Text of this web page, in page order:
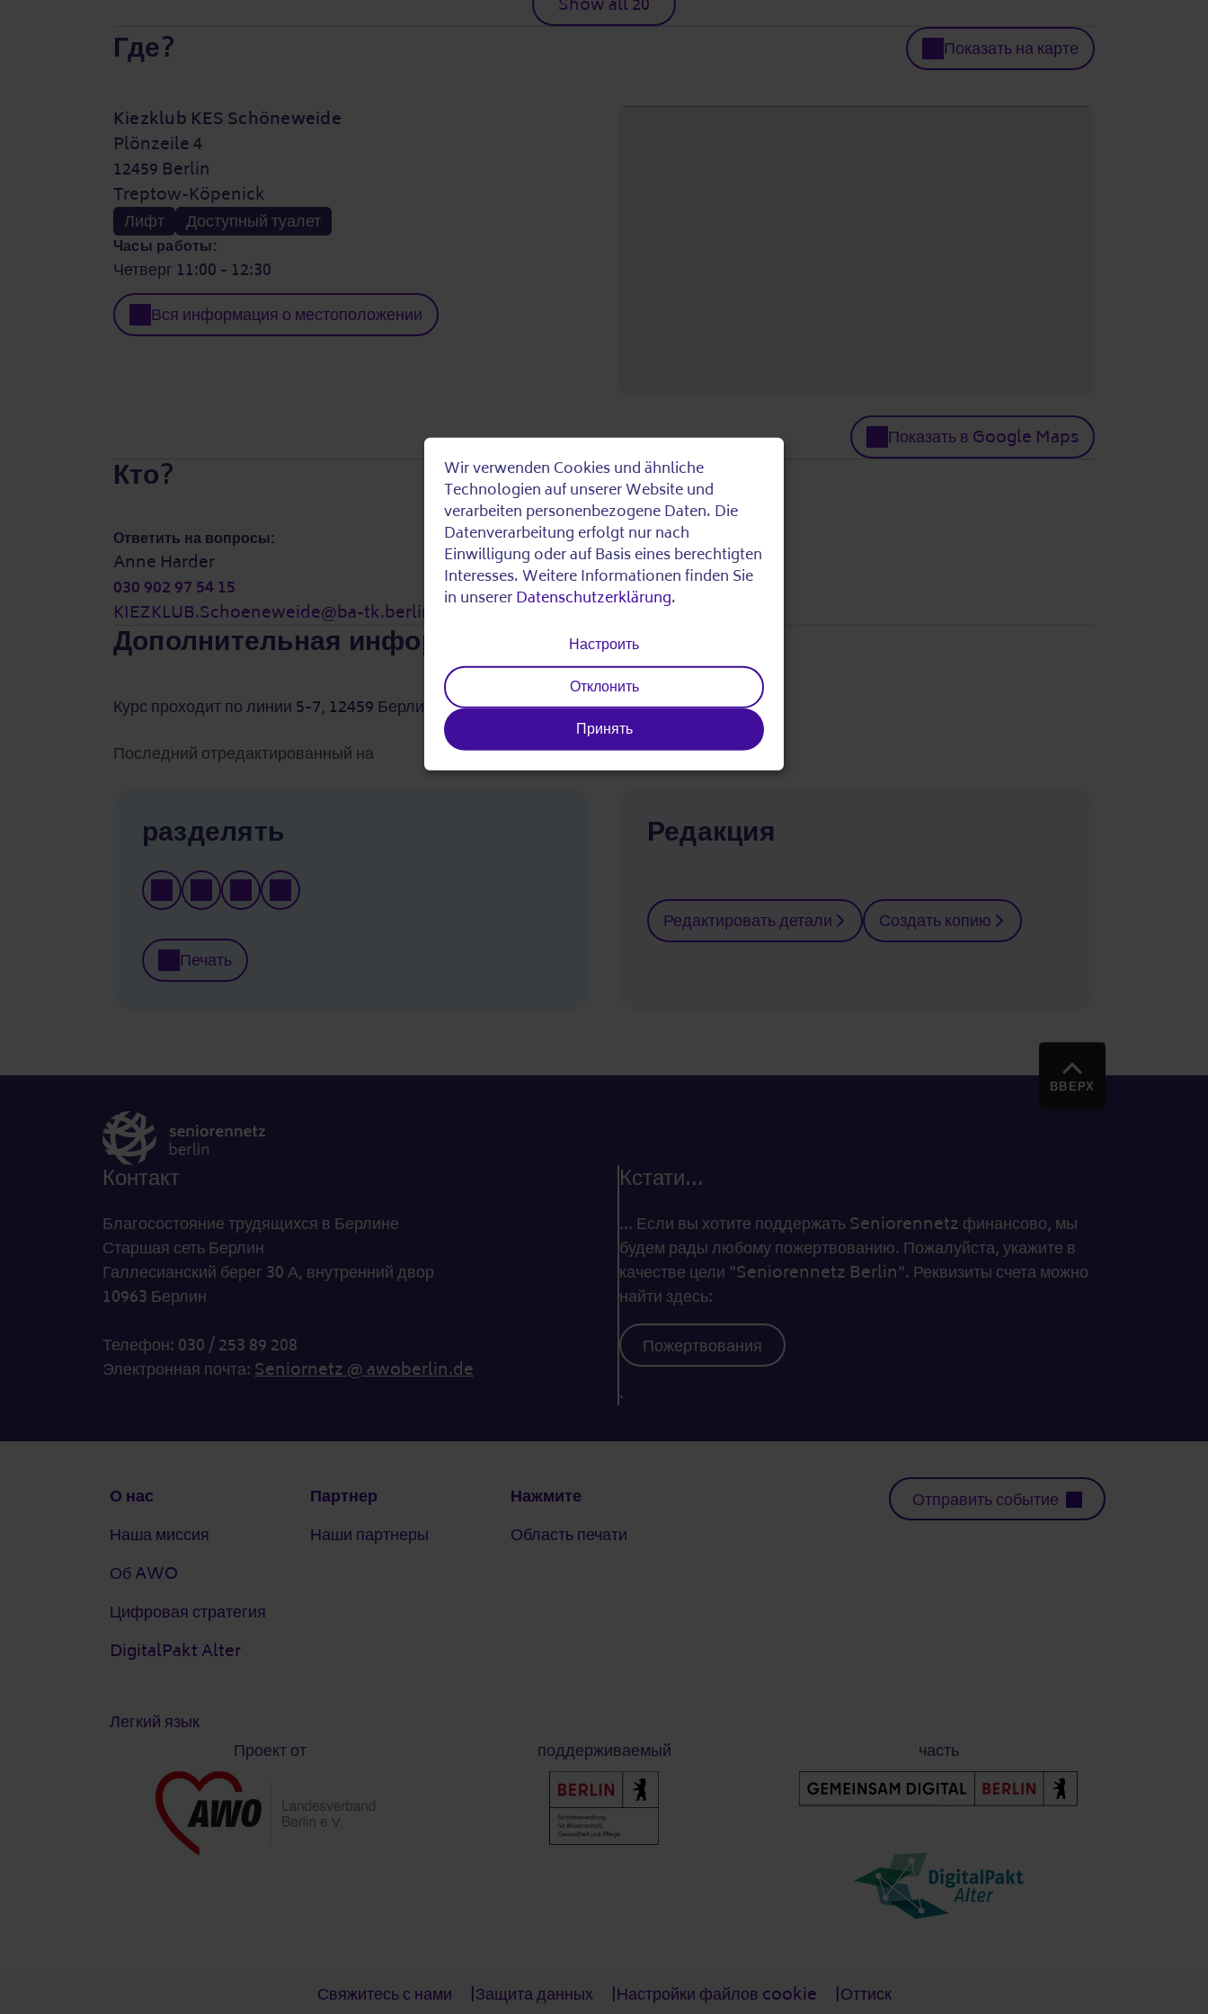
Где? Показать на карте
Kiezklub KES Schöneweide
Plönzeile 4
12459 Berlin
Treptow-Köpenick
Лифт
Доступный туалет
Часы работы:
Четверг 11:00 - 12:30
Вся информация о местоположении
Показать в Google Maps
Кто?
Ответить на вопросы:
Anne Harder
030 902 97 54 15
KIEZKLUB.Schoeneweide@ba-tk.berlin.de
Дополнительная информация
Курс проходит по линии 5-7, 12459 Берлин.
Последний отредактированный на
разделять
Печать
Редакция
Редактировать детали Создать копию
ВВЕРХ
Контакт
Благосостояние трудящихся в Берлине
Старшая сеть Берлин
Галлесианский берег 30 А, внутренний двор
10963 Берлин
Телефон: 030 / 253 89 208
Электронная почта:Seniornetz @ awoberlin.de
Кстати...
... Если вы хотите поддержать Seniorennetz финансово, мы
будем рады любому пожертвованию. Пожалуйста, укажите в
качестве цели "Seniorennetz Berlin". Реквизиты счета можно
найти здесь:
Пожертвования
.
Подвал
О нас
Наша миссия
Об AWO
Цифровая стратегия
DigitalPakt Alter
Легкий язык
Партнер
Наши партнеры
Нажмите
Область печати
Отправить событие
Проект от поддерживаемый часть
Свяжитесь с нами Защита данных Настройки файлов cookie Оттиск
Use
of
personal
and
cookies
Wir verwenden Cookies und ähnliche
Technologien auf unserer Website und
verarbeiten personenbezogene Daten. Die
Datenverarbeitung erfolgt nur nach
Einwilligung oder auf Basis eines berechtigten
Interesses. Weitere Informationen finden Sie
in unsererDatenschutzerklärung.
Настроить
Отклонить
Принять